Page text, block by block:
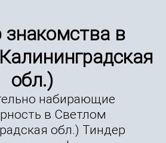
знакомства в
обл.)
набирающие
в Светлом
обл.) Тиндер